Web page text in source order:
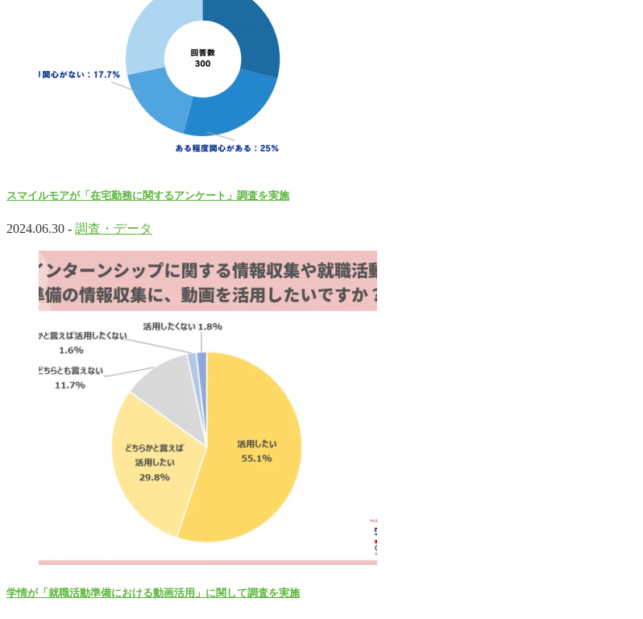
スマイルモアが「在宅勤務に関するアンケート」調査を実施
2024.06.30 - 調査・データ
学情が「就職活動準備における動画活用」に関して調査を実施